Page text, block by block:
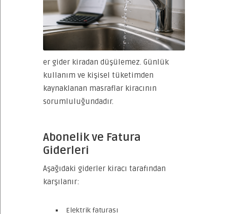
er gider kiradan düşülemez. Günlük
kullanım ve kişisel tüketimden
kaynaklanan masraflar kiracının
sorumluluğundadır.
Abonelik ve Fatura
Giderleri
Aşağıdaki giderler kiracı tarafından
karşılanır:
Elektrik faturası